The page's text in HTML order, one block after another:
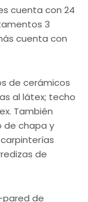
cuenta con 24
3
cuenta con
de cerámicos
al látex; techo
También
de chapa y
carpinterías
de
pared de